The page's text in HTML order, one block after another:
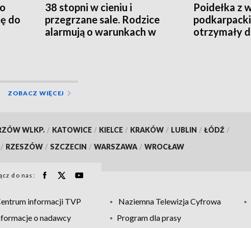
do
38 stopni w cieniu i
przegrzane sale. Rodzice
alarmują o warunkach w
Poidełka z
otrzymały
ZOBACZ WIĘCEJ
WLKP. / KATOWICE / KIELCE / KRAKÓW / LUBLIN / ŁÓDŹ /
/ RZESZÓW / SZCZECIN / WARSZAWA / WROCŁAW
do nas:
informacji TVP Naziemna Telewizja Cyfrowa
o nadawcy
Program dla prasy